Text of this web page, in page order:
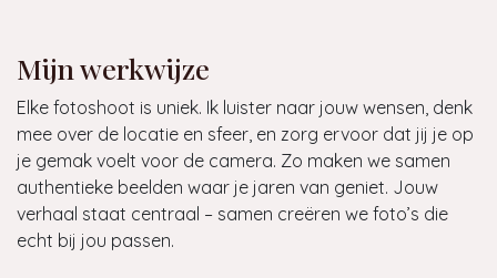
Mijn werkwijze
Elke fotoshoot is uniek. Ik luister naar jouw wensen, denk
mee over de locatie en sfeer, en zorg ervoor dat jij je op
je gemak voelt voor de camera. Zo maken we samen
authentieke beelden waar je jaren van geniet. Jouw
verhaal staat centraal – samen creëren we foto’s die
echt bij jou passen.